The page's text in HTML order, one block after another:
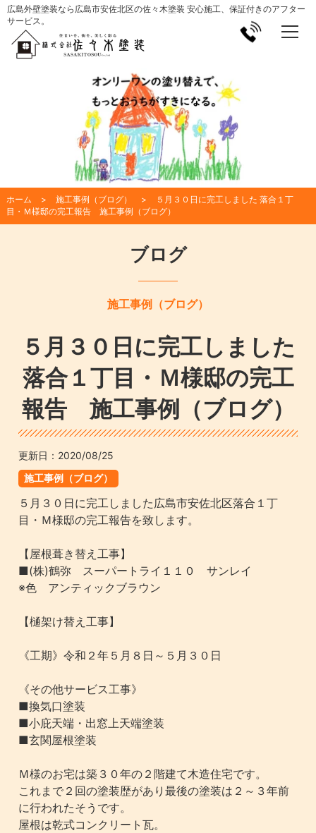
広島外壁塗装なら広島市安佐北区の佐々木塗装 安心施工、保証付きのアフター
サービス。
ホーム 施工事例（ブログ）
５月３０日に完工しました 落合１丁
目・Ｍ様邸の完工報告 施工事例（ブログ）
ブログ
施工事例（ブログ）
５月３０日に完工しました
落合１丁目・Ｍ様邸の完工
報告 施工事例（ブログ）
更新日： 2020/08/25
施工事例（ブログ）
５月３０日に完工しました広島市安佐北区落合１丁
目・Ｍ様邸の完工報告を致します。
【屋根葺き替え工事】
■(株)鶴弥 スーパートライ１１０ サンレイ
※色 アンティックブラウン
【樋架け替え工事】
《工期》令和２年５月８日～５月３０日
《その他サービス工事》
■換気口塗装
■小庇天端・出窓上天端塗装
■玄関屋根塗装
Ｍ様のお宅は築３０年の２階建て木造住宅です。
これまで２回の塗装歴があり最後の塗装は２～３年前
に行われたそうです。
屋根は乾式コンクリート瓦。